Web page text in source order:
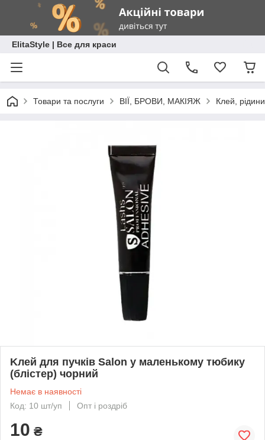
ElitaStyle | Все для краси
Товари та послуги ВІЇ, БРОВИ, МАКІЯЖ Клей, рідини
Kлей для пучків Salon у маленькому тюбику
(блістер) чорний
Немає в наявності
Код: 10 шт/уп
Опт і роздріб
10 ₴